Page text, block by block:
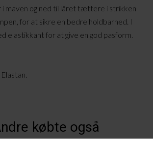
i maven og ned til låret tættere i strikken
for at sikre en bedre holdbarhed. I
elastikkant for at give en god pasform.
købte også